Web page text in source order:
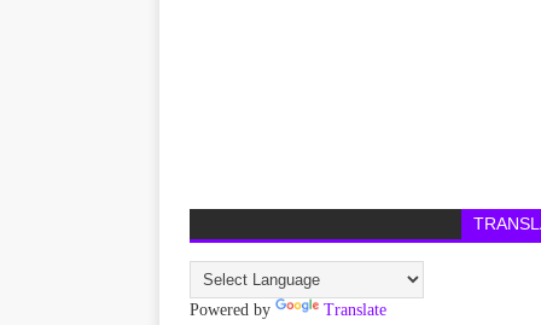
Powered by Translate